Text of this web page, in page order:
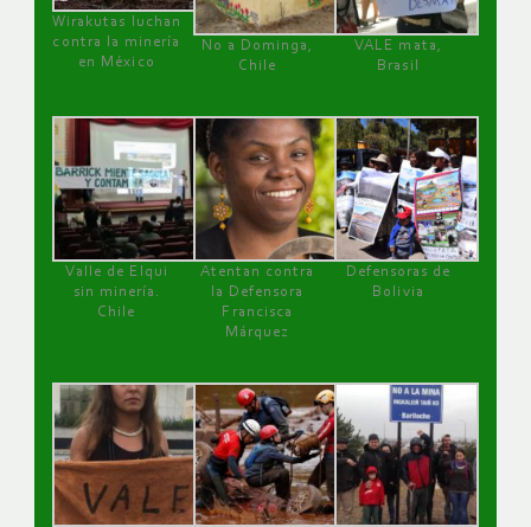
Wirakutas luchan
contra la minería
en México
No a Dominga,
Chile
VALE mata,
Brasil
Valle de Elqui
sin minería.
Chile
Atentan contra
la Defensora
Francisca
Márquez
Defensoras de
Bolivia